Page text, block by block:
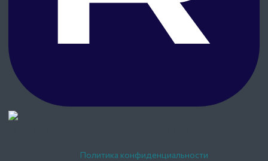
Политика конфиденциальности